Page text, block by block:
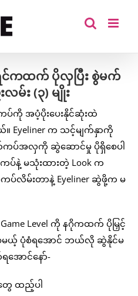
ကထက် ပိုလှပြီး စွဲမက်
မ်း (၃) မျိုး
ကို အပံ့ပိုးပေးနိုင်ဆုံးထဲ
။ Eyeliner က သင့်မျက်နှာကို
တ်ကပ်အလှကို ဆွဲဆောင်မှု ပိုရှိစေပါ
ပ်နဲ့ မသုံးထားတဲ့ Look က
ကပ်လိမ်းတာနဲ့ Eyeliner ဆွဲဖို့က မ
Level ကို နဂိုကထက် ပိုမြှင့်
မယ့် ပုံစံရအောင် ဘယ်လို ဆွဲနိုင်မ
ောင်နော်-
တွေ ထည့်ပါ